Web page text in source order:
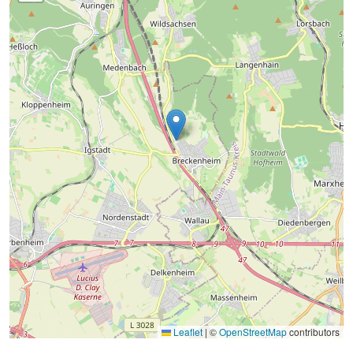
Leaflet | ©OpenStreetMapcontributors